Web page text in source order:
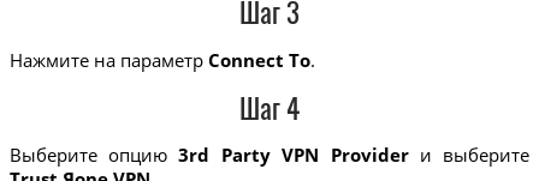
Шаг 3
Нажмите на параметр Connect To.
Шаг 4
Выберите опцию3rd Party VPN Providerи выберите